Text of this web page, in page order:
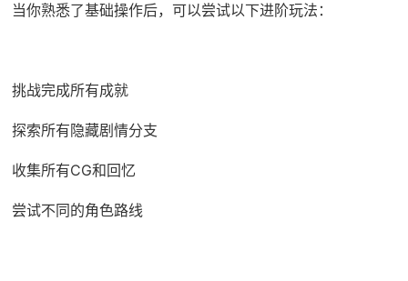
当你熟悉了基础操作后，可以尝试以下进阶玩法：
挑战完成所有成就
探索所有隐藏剧情分支
收集所有CG和回忆
尝试不同的角色路线